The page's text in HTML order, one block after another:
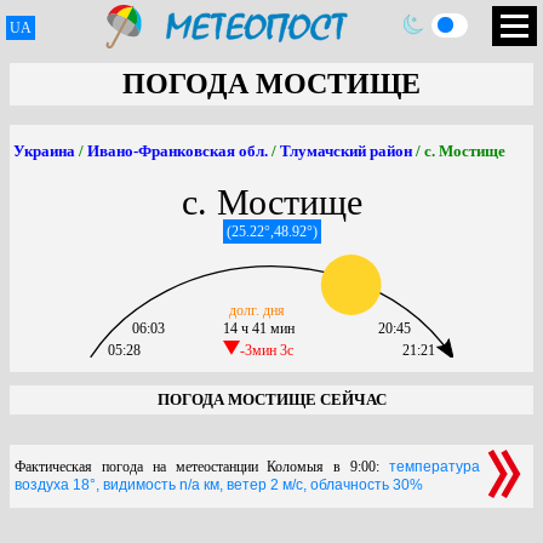
UA
ПОГОДА МОСТИЩЕ
Украина / Ивано-Франковская обл. / Тлумачский район / с. Мостище
с. Мостище
(25.22°,48.92°)
05:28
06:03
14 ч 41 мин
-3мин 3c
долг. дня
21:21
20:45
ПОГОДА МОСТИЩЕ СЕЙЧАС
Фактическая погода на метеостанции Коломыя в 9:00: температура
воздуха 18°, видимость n/a км, ветер 2 м/с, облачность 30%